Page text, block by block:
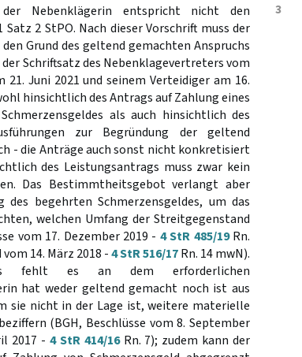
3
der Nebenklägerin entspricht nicht den
Satz 2 StPO. Nach dieser Vorschrift muss der
Grund des geltend gemachten Anspruchs
Schriftsatz des Nebenklagevertreters vom
Juni 2021 und seinem Verteidiger am 16.
hinsichtlich des Antrags auf Zahlung eines
als auch hinsichtlich des
zur Begründung der geltend
- die Anträge auch sonst nicht konkretisiert
des Leistungsantrags muss zwar kein
Das Bestimmtheitsgebot verlangt aber
begehrten Schmerzensgeldes, um das
welchen Umfang der Streitgegenstand
vom 17. Dezember 2019 - 4 StR 485/19Rn.
14. März 2018 -4 StR 516/17Rn. 14 mwN).
fehlt es an dem erforderlichen
hat weder geltend gemacht noch ist aus
sie nicht in der Lage ist, weitere materielle
(BGH, Beschlüsse vom 8. September
2017 - 4 StR 414/16Rn. 7); zudem kann der